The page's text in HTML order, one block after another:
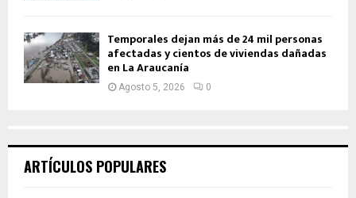
Temporales dejan más de 24 mil personas
afectadas y cientos de viviendas dañadas
en La Araucanía
Agosto 5, 2026 0
ARTÍCULOS POPULARES